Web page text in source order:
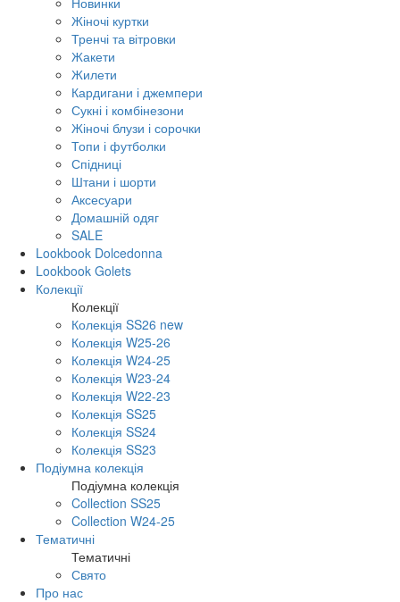
Жіночі куртки
Тренчі та вітровки
Жакети
Жилети
Кардигани і джемпери
Сукні і комбінезони
Жіночі блузи і сорочки
Топи і футболки
Спідниці
Штани і шорти
Аксесуари
Домашній одяг
SALE
Lookbook Dolcedonna
Lookbook Golets
Колекції
Колекції
Колекція SS26 new
Колекція W25-26
Колекція W24-25
Колекція W23-24
Колекція W22-23
Колекція SS25
Колекція SS24
Колекція SS23
Подіумна колекція
Подіумна колекція
Collection SS25
Collection W24-25
Тематичні
Тематичні
Свято
Про нас